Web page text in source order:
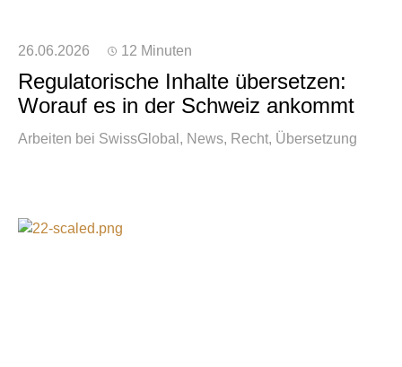
26.06.2026 12 Minuten
Regulatorische Inhalte übersetzen:
Worauf es in der Schweiz ankommt
Arbeiten bei SwissGlobal News Recht Übersetzung